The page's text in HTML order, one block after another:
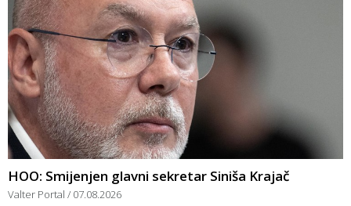
HOO: Smijenjen glavni sekretar Siniša Krajač
Valter Portal 07.08.2026